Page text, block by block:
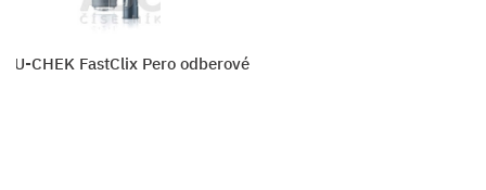
CHEK FastClix Pero odberové